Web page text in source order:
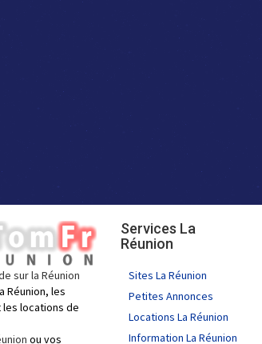
sur la Réunion
Réunion, les
les locations de
ou vos
Services La
Réunion
Sites La Réunion
Petites Annonces
Locations La Réunion
Information La Réunion